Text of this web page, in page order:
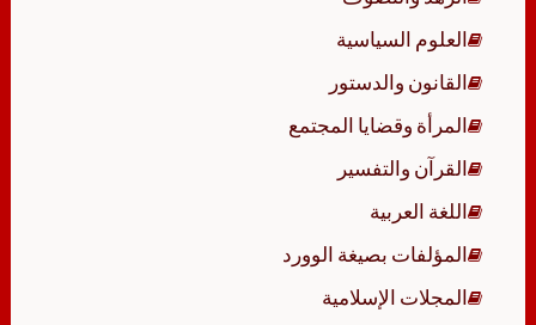
العلوم السياسية
القانون والدستور
المرأة وقضايا المجتمع
القرآن والتفسير
اللغة العربية
المؤلفات بصيغة الوورد
المجلات الإسلامية